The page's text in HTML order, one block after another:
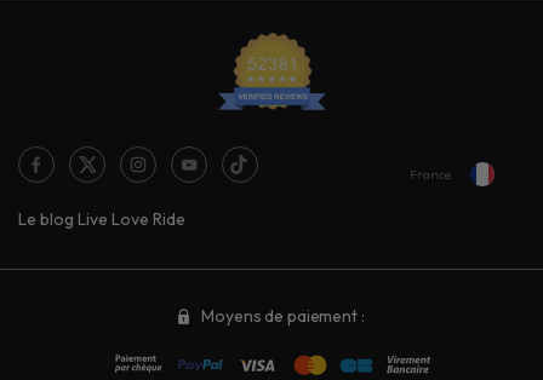
Le blog Live Love Ride
France
Moyens de paiement :